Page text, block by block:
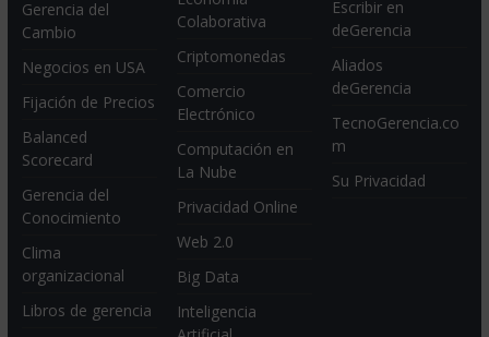
Gerencia del
Cambio
Negocios en USA
Fijación de Precios
Balanced
Scorecard
Gerencia del
Conocimiento
Clima
organizacional
Libros de gerencia
Colaborativa
Criptomonedas
Comercio
Electrónico
Computación en
La Nube
Privacidad Online
Web 2.0
Big Data
Inteligencia
Escribir en
deGerencia
Aliados
deGerencia
TecnoGerencia.co
m
Su Privacidad